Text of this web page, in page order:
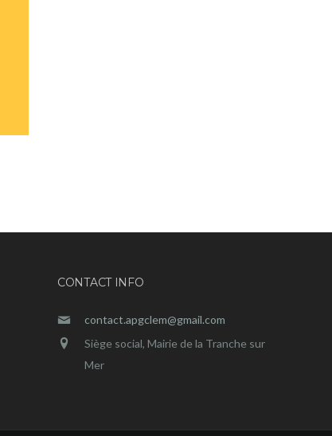
CONTACT INFO
contact.apgclem@gmail.com
Siège social, Mairie de la Tranche sur
Mer